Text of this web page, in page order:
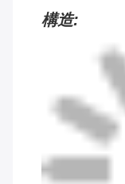
構造: